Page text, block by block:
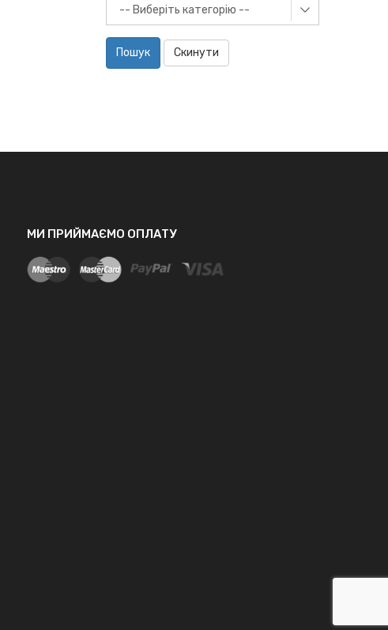
Пошук Скинути
МИ ПРИЙМАЄМО ОПЛАТУ